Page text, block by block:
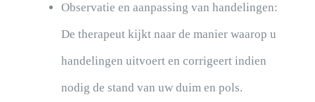
Observatie en aanpassing van handelingen:
De therapeut kijkt naar de manier waarop u
handelingen uitvoert en corrigeert indien
nodig de stand van uw duim en pols.